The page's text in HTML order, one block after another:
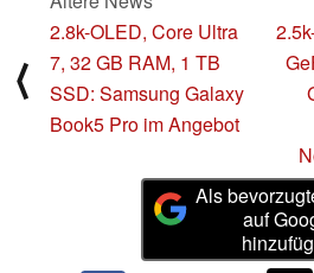
⟨
2.8k-OLED, Core Ultra
7, 32 GB RAM, 1 TB
SSD: Samsung Galaxy
Book5 Pro im Angebot
Als
auf